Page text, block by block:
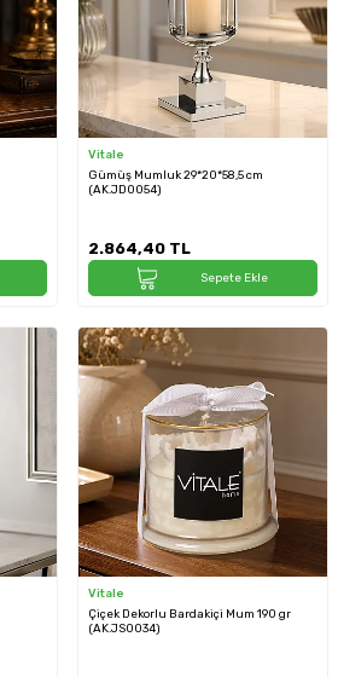
Vitale
Gümüş Mumluk 29*20*58,5 cm
(AK.JD0054)
2.864,40 TL
Sepete Ekle
Vitale
Çiçek Dekorlu Bardakiçi Mum 190 gr
(AK.JS0034)